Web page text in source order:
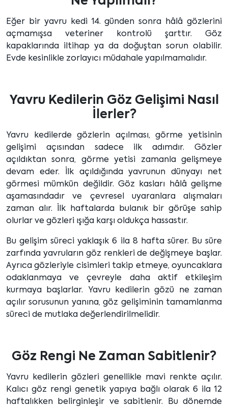
Eğer bir yavru kedi 14. günden sonra hâlâ gözlerini
açmamışsa veteriner kontrolü şarttır. Göz
kapaklarında iltihap ya da doğuştan sorun olabilir.
Evde kesinlikle zorlayıcı müdahale yapılmamalıdır.
Yavru Kedilerin Göz Gelişimi Nasıl
İlerler?
Yavru kedilerde gözlerin açılması, görme yetisinin
gelişimi açısından sadece ilk adımdır. Gözler
açıldıktan sonra, görme yetisi zamanla gelişmeye
devam eder. İlk açıldığında yavrunun dünyayı net
görmesi mümkün değildir. Göz kasları hâlâ gelişme
aşamasındadır ve çevresel uyaranlara alışmaları
zaman alır. İlk haftalarda bulanık bir görüşe sahip
olurlar ve gözleri ışığa karşı oldukça hassastır.
Bu gelişim süreci yaklaşık 6 ila 8 hafta sürer. Bu süre
zarfında yavruların göz renkleri de değişmeye başlar.
Ayrıca gözleriyle cisimleri takip etmeye, oyuncaklara
odaklanmaya ve çevreyle daha aktif etkileşim
kurmaya başlarlar. Yavru kedilerin gözü ne zaman
açılır sorusunun yanına, göz gelişiminin tamamlanma
süreci de mutlaka değerlendirilmelidir.
Göz Rengi Ne Zaman Sabitlenir?
Yavru kedilerin gözleri genellikle mavi renkte açılır.
Kalıcı göz rengi genetik yapıya bağlı olarak 6 ila 12
haftalıkken belirginleşir ve sabitlenir. Bu dönemde